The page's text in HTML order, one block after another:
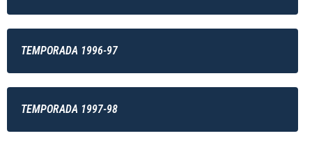
TEMPORADA 1996-97
TEMPORADA 1997-98